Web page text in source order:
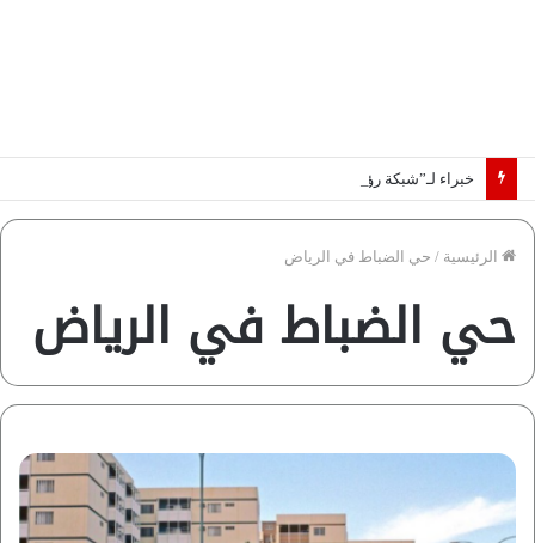
خبراء لـ”شبكة رؤية”: «اتفاق مكة» يغيّر قواعد اللعبة بالشرق الأوسط
الرئيسية / حي الضباط في الرياض
حي الضباط في الرياض